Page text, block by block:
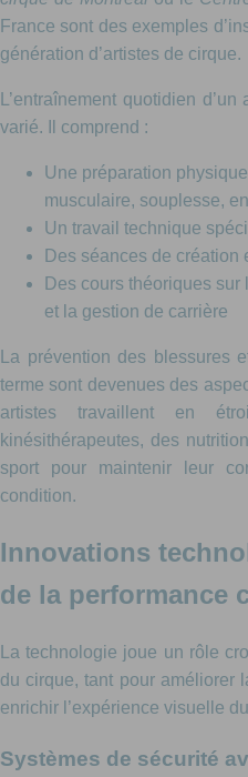
France sont des exemples
génération d’artistes de cirque.
L’entraînement quotidien
varié. Il comprend :
Une préparation
musculaire, souplesse,
Un travail technique
Des séances de création
Des cours théoriques sur
et la gestion de carrière
La prévention des
terme sont devenues des
artistes travaillent en
kinésithérapeutes, des
sport pour maintenir leur
condition.
Innovations
de la performance
La technologie joue un rôle
du cirque, tant pour améliorer
enrichir l’expérience visuelle
Systèmes de sécurité